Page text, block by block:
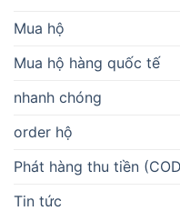
Mua hộ
Mua hộ hàng quốc tế
nhanh chóng
order hộ
Phát hàng thu tiền
Tin tức